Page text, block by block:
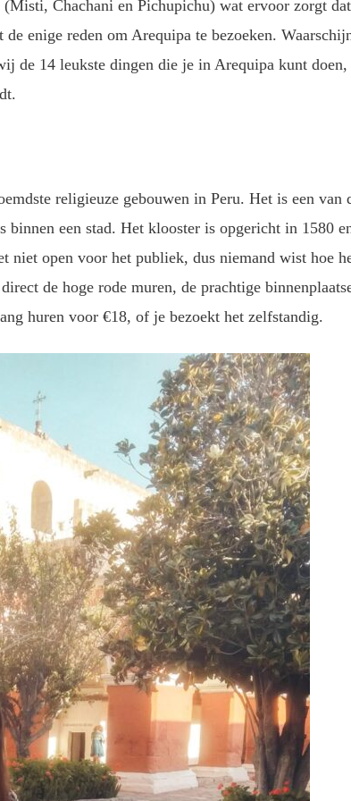
Chachani en Pichupichu) wat ervoor zorgt
enige reden om Arequipa te bezoeken.
de 14 leukste dingen die je in Arequipa kunt doen,
religieuze gebouwen in Peru. Het is een van
een stad. Het klooster is opgericht in 1580
niet open voor het publiek, dus niemand wist hoe
de hoge rode muren, de prachtige
huren voor €18, of je bezoekt het zelfstandig.